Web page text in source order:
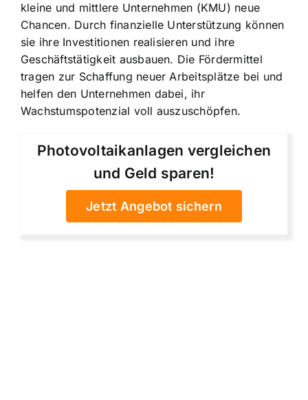
kleine und mittlere Unternehmen (KMU) neue
Chancen. Durch finanzielle Unterstützung können
sie ihre Investitionen realisieren und ihre
Geschäftstätigkeit ausbauen. Die Fördermittel
tragen zur Schaffung neuer Arbeitsplätze bei und
helfen den Unternehmen dabei, ihr
Wachstumspotenzial voll auszuschöpfen.
Photovoltaikanlagen vergleichen
und Geld sparen!
Jetzt Angebot sichern